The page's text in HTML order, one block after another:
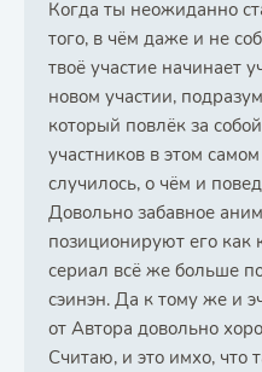
Когда ты неожиданно
того, в чём даже и не
твоё участие начинает
новом участии,
который повлёк за
участников в этом
случилось, о чём и
Довольно забавное
позиционируют его как
сериал всё же больше
сэинэн. Да к тому же и
от Автора довольно
Считаю, и это имхо, что